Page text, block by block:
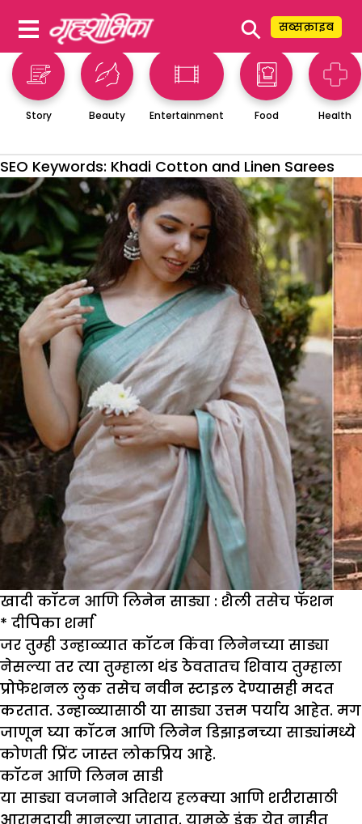
⚲ सब्सक्राइब
Story Beauty Entertainment Food Health
SEO Keywords: Khadi Cotton and Linen Sarees
खादी कॉटन आणि लिनेन साड्या : शैली तसेच फॅशन
* दीपिका शर्मा
जर तुम्ही उन्हाळ्यात कॉटन किंवा लिनेनच्या साड्या
नेसल्या तर त्या तुम्हाला थंड ठेवतातच शिवाय तुम्हाला
प्रोफेशनल लुक तसेच नवीन स्टाइल देण्यासही मदत
करतात. उन्हाळ्यासाठी या साड्या उत्तम पर्याय आहेत. मग
जाणून घ्या कॉटन आणि लिनेन डिझाइनच्या साड्यांमध्ये
कोणती प्रिंट जास्त लोकप्रिय आहे.
कॉटन आणि लिनन साडी
या साड्या वजनाने अतिशय हलक्या आणि शरीरासाठी
आरामदायी मानल्या जातात. यामुळे डंक येत नाहीत